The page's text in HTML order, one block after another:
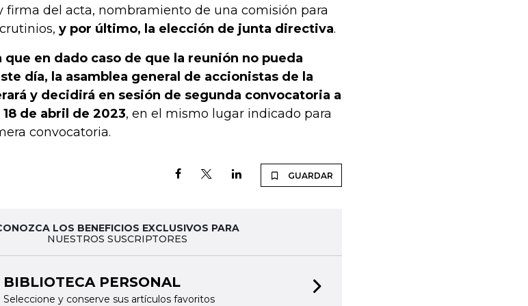
firma del acta, nombramiento de una comisión para
y por último, la elección de junta directiva.
que en dado caso de que la reunión no pueda
día, la asamblea general de accionistas de la
y decidirá en sesión de segunda convocatoria a
de abril de 2023, en el mismo lugar indicado para
convocatoria.
GUARDAR
LOS BENEFICIOS EXCLUSIVOS PARA
NUESTROS SUSCRIPTORES
BIBLIOTECA PERSONAL
Seleccione y conserve sus artículos favoritos